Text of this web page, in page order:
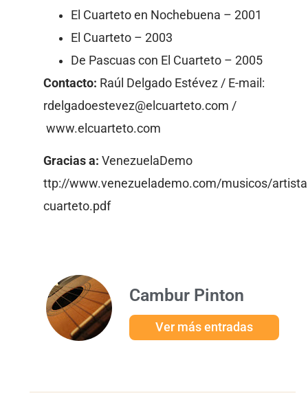
El Cuarteto en Nochebuena – 2001
El Cuarteto – 2003
De Pascuas con El Cuarteto – 2005
Contacto: Raúl Delgado Estévez / E-mail:
rdelgadoestevez@elcuarteto.com /
www.elcuarteto.com
Gracias a: VenezuelaDemo
ttp://www.venezuelademo.com/musicos/
cuarteto.pdf
Cambur Pinton
Ver más entradas